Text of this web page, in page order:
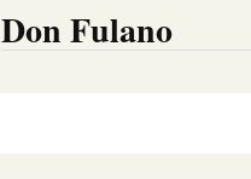
Don Fulano